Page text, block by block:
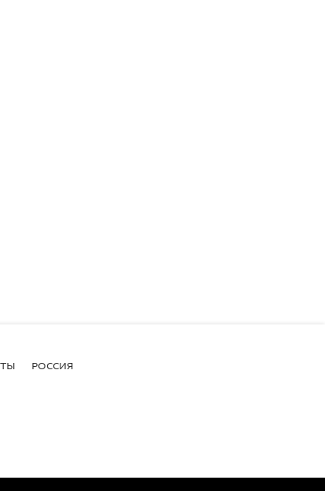
РОССИЯ